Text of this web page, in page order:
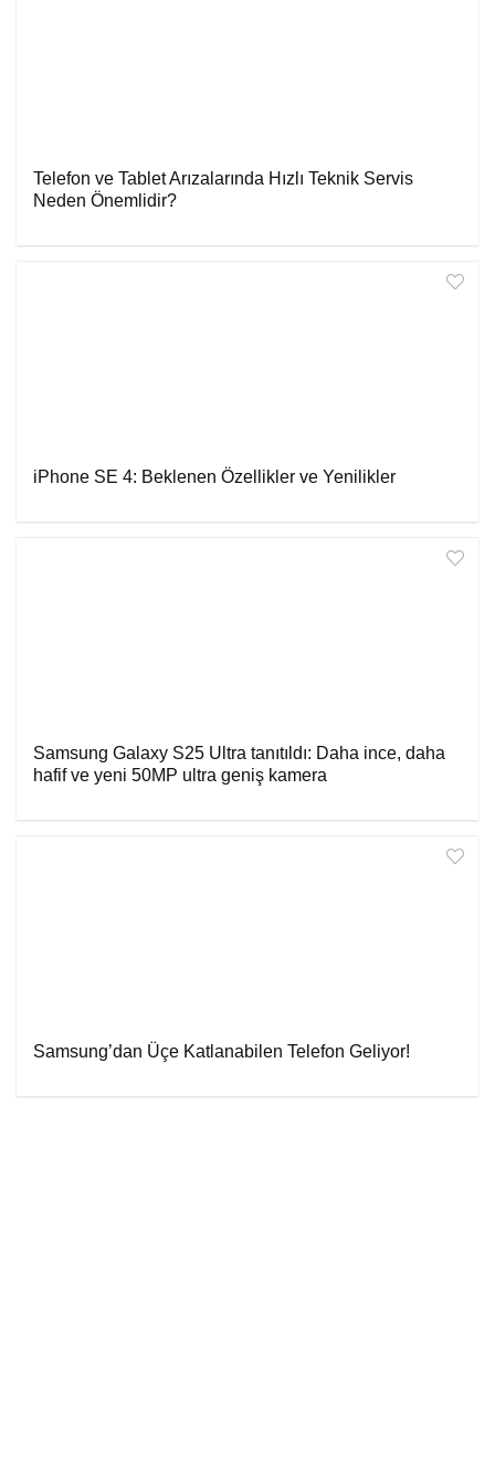
Telefon ve Tablet Arızalarında Hızlı Teknik Servis
Neden Önemlidir?
iPhone SE 4: Beklenen Özellikler ve Yenilikler
Samsung Galaxy S25 Ultra tanıtıldı: Daha ince, daha
hafif ve yeni 50MP ultra geniş kamera
Samsung’dan Üçe Katlanabilen Telefon Geliyor!